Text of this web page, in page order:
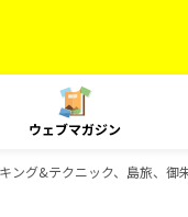
ウェブマガジン
ング&テクニック、島旅、